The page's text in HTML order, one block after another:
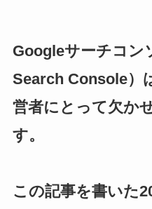
Googleサーチコン
Search Console）
営者にとって欠か
す。
この記事を書いた